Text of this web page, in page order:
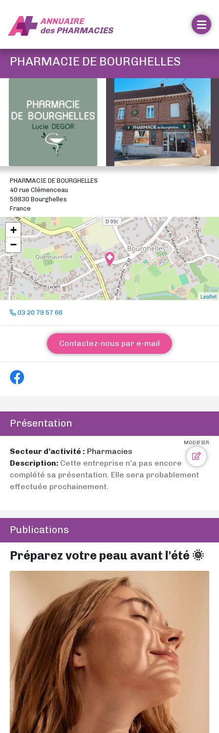
ANNUAIRE
desPHARMACIES
PHARMACIE DE BOURGHELLES
PHARMACIE DE BOURGHELLES
40 rue Clémenceau
59830 Bourghelles
France
+
−
Leaflet
03 20 79 57 66
Contactez-nous par e-mail
Présentation
MODIFIER
Secteur d’activité : Pharmacies
Description: Cette entreprise n’a pas encore
complété sa présentation. Elle sera probablement
effectuée prochainement.
Publications
Préparez votre peau avant l'été 🌞